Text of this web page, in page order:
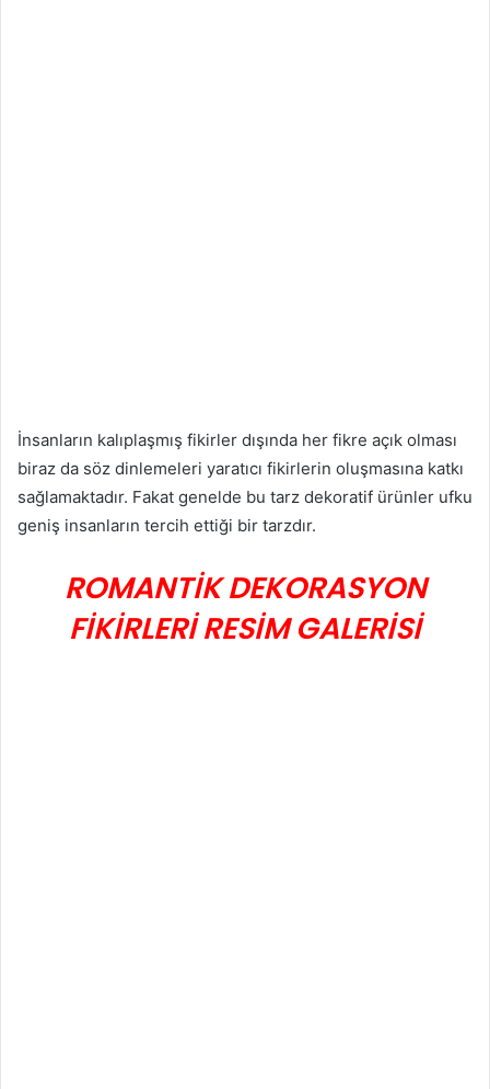
İnsanların kalıplaşmış fikirler dışında her fikre açık olması
biraz da söz dinlemeleri yaratıcı fikirlerin oluşmasına katkı
sağlamaktadır. Fakat genelde bu tarz dekoratif ürünler ufku
geniş insanların tercih ettiği bir tarzdır.
ROMANTİK DEKORASYON
FİKİRLERİ RESİM GALERİSİ